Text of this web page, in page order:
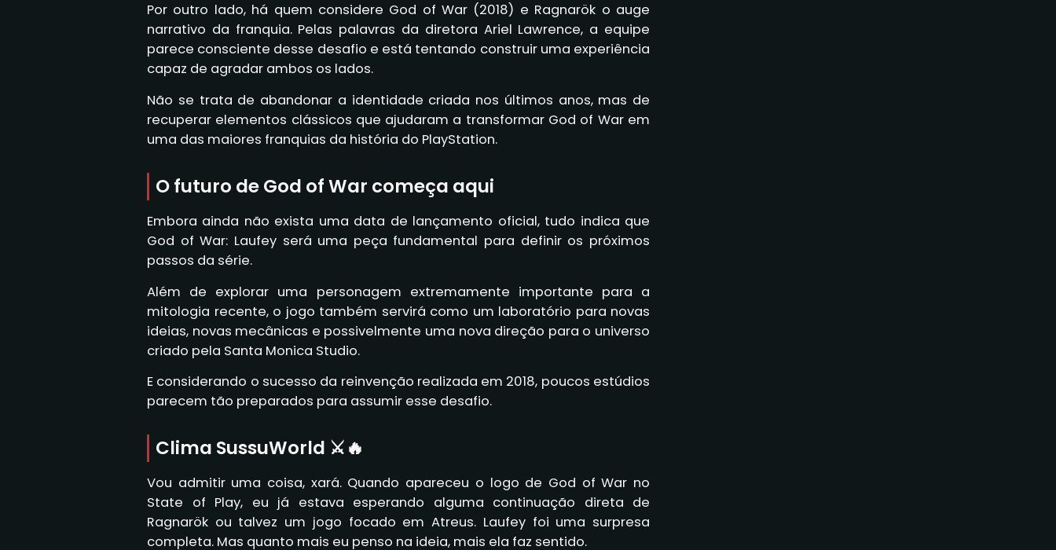
Por outro lado, há quem considere God of War (2018) e Ragnarök o auge
narrativo da franquia. Pelas palavras da diretora Ariel Lawrence, a equipe
parece consciente desse desafio e está tentando construir uma experiência
capaz de agradar ambos os lados.
Não se trata de abandonar a identidade criada nos últimos anos, mas de
recuperar elementos clássicos que ajudaram a transformar God of War em
uma das maiores franquias da história do PlayStation.
O futuro de God of War começa aqui
Embora ainda não exista uma data de lançamento oficial, tudo indica que
God of War: Laufey será uma peça fundamental para definir os próximos
passos da série.
Além de explorar uma personagem extremamente importante para a
mitologia recente, o jogo também servirá como um laboratório para novas
ideias, novas mecânicas e possivelmente uma nova direção para o universo
criado pela Santa Monica Studio.
E considerando o sucesso da reinvenção realizada em 2018, poucos estúdios
parecem tão preparados para assumir esse desafio.
Clima SussuWorld ⚔️🔥
Vou admitir uma coisa, xará. Quando apareceu o logo de God of War no
State of Play, eu já estava esperando alguma continuação direta de
Ragnarök ou talvez um jogo focado em Atreus. Laufey foi uma surpresa
completa. Mas quanto mais eu penso na ideia, mais ela faz sentido.